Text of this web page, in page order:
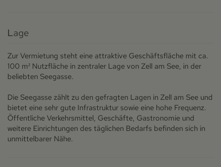
Lage
Zur Vermietung steht eine attraktive Geschäftsfläche mit ca.
100 m² Nutzfläche in zentraler Lage von Zell am See, in der
beliebten Seegasse.
Die Seegasse zählt zu den gefragten Lagen in Zell am See und
bietet eine sehr gute Infrastruktur sowie eine hohe Frequenz.
Öffentliche Verkehrsmittel, Geschäfte, Gastronomie und
weitere Einrichtungen des täglichen Bedarfs befinden sich in
unmittelbarer Nähe.